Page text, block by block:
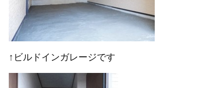
↑ビルドインガレージです